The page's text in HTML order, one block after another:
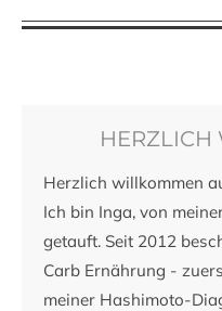
Herzlich willkommen
Ich bin Inga, von
getauft. Seit 2012
Carb Ernährung -
meiner Hashimoto-